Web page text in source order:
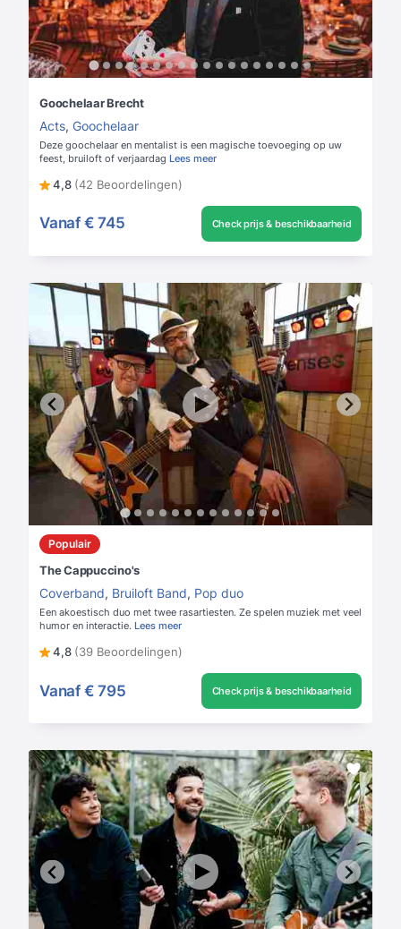
Goochelaar Brecht
Acts, Goochelaar
Deze goochelaar en mentalist is een magische toevoeging op uw
feest, bruiloft of verjaardag Lees meer
4,8 (42 Beoordelingen)
Vanaf € 745 Check prijs & beschikbaarheid
Populair
The Cappuccino's
Coverband, Bruiloft Band, Pop duo
Een akoestisch duo met twee rasartiesten. Ze spelen muziek met veel
humor en interactie. Lees meer
4,8 (39 Beoordelingen)
Vanaf € 795 Check prijs & beschikbaarheid